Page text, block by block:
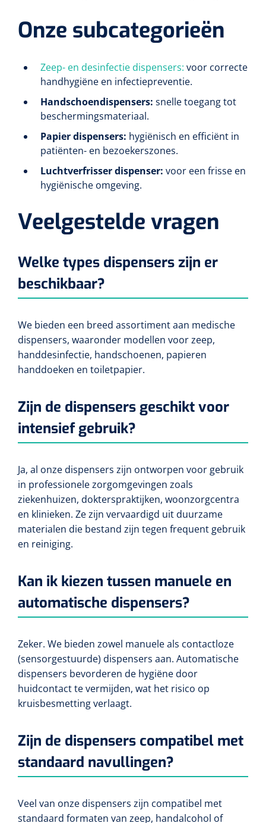
Onze subcategorieën
Zeep- en desinfectie dispensers: voor correcte
handhygiëne en infectiepreventie.
Handschoendispensers: snelle toegang tot
beschermingsmateriaal.
Papier dispensers: hygiënisch en efficiënt in
patiënten- en bezoekerszones.
Luchtverfrisser dispenser: voor een frisse en
hygiënische omgeving.
Veelgestelde vragen
Welke types dispensers zijn er
beschikbaar?
We bieden een breed assortiment aan medische
dispensers, waaronder modellen voor zeep,
handdesinfectie, handschoenen, papieren
handdoeken en toiletpapier.
Zijn de dispensers geschikt voor
intensief gebruik?
Ja, al onze dispensers zijn ontworpen voor gebruik
in professionele zorgomgevingen zoals
ziekenhuizen, dokterspraktijken, woonzorgcentra
en klinieken. Ze zijn vervaardigd uit duurzame
materialen die bestand zijn tegen frequent gebruik
en reiniging.
Kan ik kiezen tussen manuele en
automatische dispensers?
Zeker. We bieden zowel manuele als contactloze
(sensorgestuurde) dispensers aan. Automatische
dispensers bevorderen de hygiëne door
huidcontact te vermijden, wat het risico op
kruisbesmetting verlaagt.
Zijn de dispensers compatibel met
standaard navullingen?
Veel van onze dispensers zijn compatibel met
standaard formaten van zeep, handalcohol of